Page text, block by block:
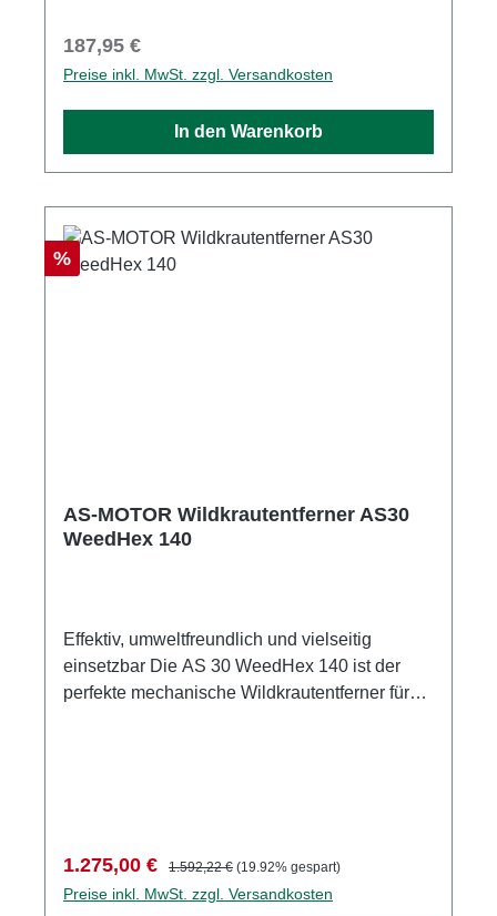
Regulärer Preis:
187,95 €
Preise inkl. MwSt. zzgl. Versandkosten
In den Warenkorb
Rabatt
%
AS-MOTOR Wildkrautentferner AS30
WeedHex 140
Effektiv, umweltfreundlich und vielseitig
einsetzbar Die AS 30 WeedHex 140 ist der
perfekte mechanische Wildkrautentferner für
oder im Winter für die Beseitigung von Schnee
und Eis – diese Maschine ist Ihr zuverlässiger
Verkaufspreis:
1.275,00 € Regulärer Preis:
1.592,22 € (19.92% gespart)
Preise inkl. MwSt. zzgl. Versandkosten